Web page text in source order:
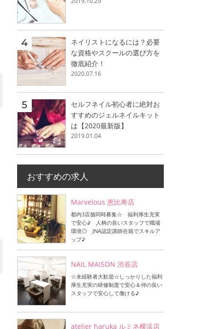
ネイリストになるには？必要
な資格やスクールの選び方を
徹底紹介！
2020.07.16
セルフネイル初心者に絶対お
すすめのジェルネイルキット
は【2020最新版】
2019.01.04
おすすめの求人
Marvelous 恵比寿店
都内3店舗同時募集☆ 福利厚生充実
で安心♪ 人柄の良いスタッフで職場
環境◎ JNA認定講師在籍でスキルア
ップ♪
NAIL MAISON 渋谷店
☆未経験者大歓迎☆しっかりした福利
厚生充実の研修制度で安心＆仲の良い
スタッフで安心して働ける♪
atelier haruka ルミネ横浜店